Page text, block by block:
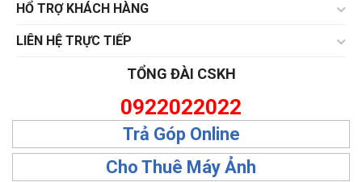
HỔ TRỢ KHÁCH HÀNG
LIÊN HỆ TRỰC TIẾP
TỔNG ĐÀI CSKH
0922022022
Trả Góp Online
Cho Thuê Máy Ảnh